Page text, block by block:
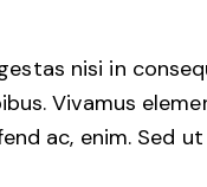
nisi in
Vivamus
ac, enim. Sed